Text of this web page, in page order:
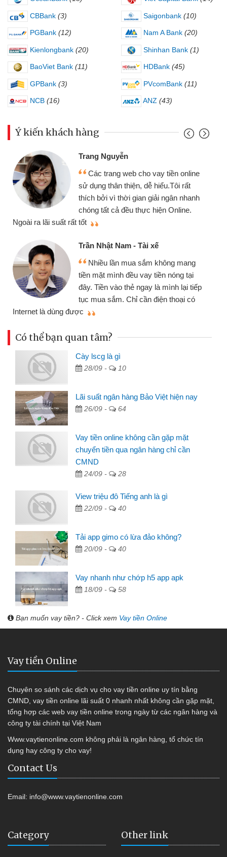
CBBank (3) Saigonbank (10)
PGBank (12) Nam A Bank (20)
Kienlongbank (20) Shinhan Bank (1)
BaoViet Bank (11) HDBank (45)
GPBank (3) PVcomBank (11)
NCB (16) ANZ (43)
Ý kiến khách hàng
Trang Nguyễn
Các trang web cho vay tiền online
sử dụng thân thiện, dễ hiểu.Tôi rất
thích bởi vì thời gian giải ngân nhanh
chóng tất cả đều thực hiện Online.
Ngoài ra lãi suất rất tốt
Trần Nhật Nam - Tài xế
Nhiều lần mua sắm không mang
tiền mặt mình đều vay tiền nóng tại
đây. Tiền vào thẻ ngay là mình lại tiếp
tục mua sắm. Chỉ cần điện thoại có
Internet là dùng được
Có thể bạn quan tâm?
Cày lscg là gì
28/09 - 10
Lãi suất ngân hàng Bảo Việt hiện nay
26/09 - 64
Vay tiền online không cần gặp mặt
chuyển tiền qua ngân hàng chỉ cần
CMND
24/09 - 28
View triệu đô Tiếng anh là gì
22/09 - 40
Tải app gimo có lừa đảo không?
20/09 - 40
Vay nhanh như chớp h5 app apk
18/09 - 58
Bạn muốn vay tiền? - Click xem Vay tiền Online
Vay tiền Online
Chuyên so sánh các dịch vụ cho vay tiền online uy tín bằng
CMND, vay tiền online lãi suất 0 nhanh nhất không cần gặp mặt,
tổng hợp các web vay tiền online trong ngày từ các ngân hàng và
công ty tài chính tại Việt Nam
Www.vaytienonline.com không phải là ngân hàng, tổ chức tín
dụng hay công ty cho vay!
Contact Us
Email: info@www.vaytienonline.com
Category Other link